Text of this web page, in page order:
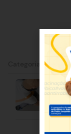
Categorias:Sete